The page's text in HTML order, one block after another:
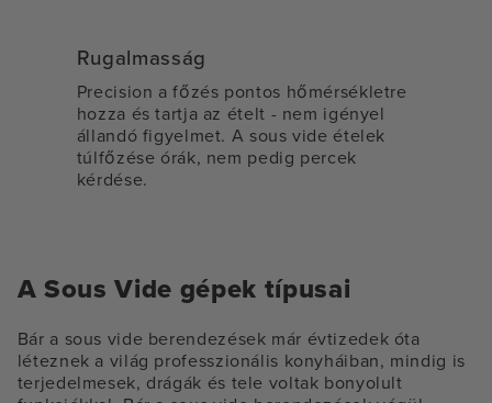
Rugalmasság
Precision a főzés pontos hőmérsékletre
hozza és tartja az ételt - nem igényel
állandó figyelmet. A sous vide ételek
túlfőzése órák, nem pedig percek
kérdése.
A Sous Vide gépek típusai
Bár a sous vide berendezések már évtizedek óta
léteznek a világ professzionális konyháiban, mindig is
terjedelmesek, drágák és tele voltak bonyolult